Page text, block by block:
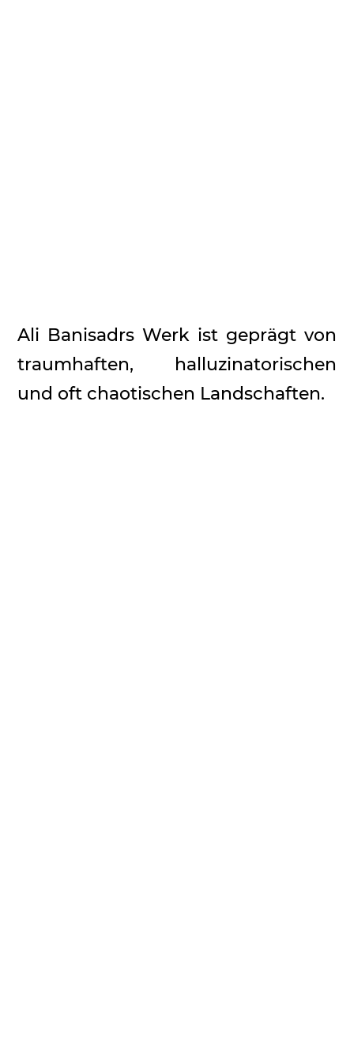
Ali Banisadrs Werk ist geprägt von
traumhaften, halluzinatorischen
und oft chaotischen Landschaften.